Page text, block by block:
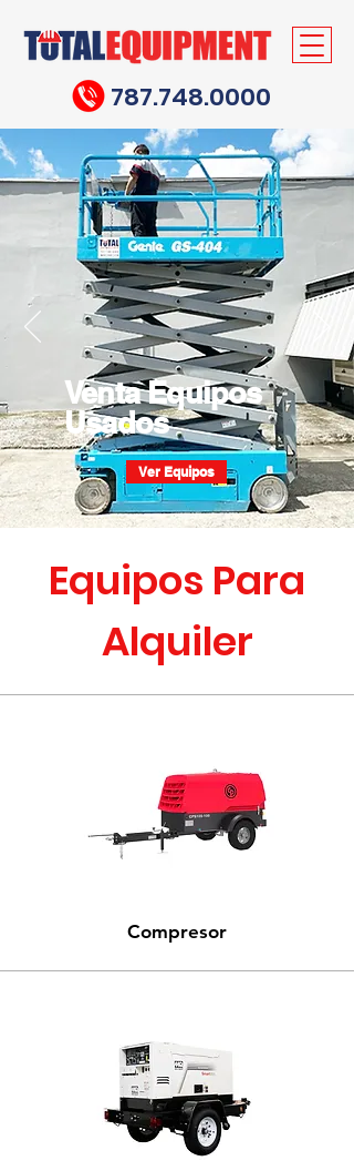
787.748.0000
Venta Equipos
Usados
Ver Equipos
Equipos Para
Alquiler
Compresor